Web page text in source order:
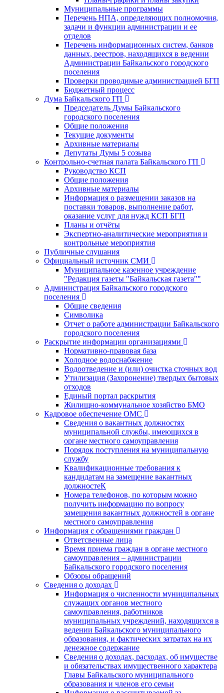
Муниципальные программы
Перечень НПА, определяющих полномочия,
задачи и функции администрации и ее
отделов
Перечень информационных систем, банков
данных, реестров, находящихся в ведении
Администрации Байкальского городского
поселения
Проверки проводимые администрацией БГП
Бюджетный процесс
Дума Байкальского ГП
Председатель Думы Байкальского
городского поселения
Общие положения
Текущие документы
Архивные материалы
Депутаты Думы 5 созыва
Контрольно-счетная палата Байкальского ГП
Руководство КСП
Общие положения
Архивные материалы
Информация о размещении заказов на
поставки товаров, выполнение работ,
оказание услуг для нужд КСП БГП
Планы и отчёты
Экспертно-аналитические мероприятия и
контрольные мероприятия
Публичные слушания
Официальный источник СМИ
Муниципальное казенное учреждение
"Редакция газеты "Байкальская газета""
Администрация Байкальского городского
поселения
Общие сведения
Символика
Отчет о работе администрации Байкальского
городского поселения
Раскрытие информации организациями
Нормативно-правовая база
Холодное водоснабжение
Водоотведение и (или) очистка сточных вод
Утилизация (Захоронение) твердых бытовых
отходов
Единый портал раскрытия
Жилищно-коммунальное хозяйство БМО
Кадровое обеспечение ОМС
Сведения о вакантных должностях
муниципальной службы, имеющихся в
органе местного самоуправления
Порядок поступления на муниципальную
службу
Квалификационные требования к
кандидатам на замещение вакантных
должностеК
Номера телефонов, по которым можно
получить информацию по вопросу
замещения вакантных должностей в органе
местного самоуправления
Информация с обращениями граждан
Ответсвенные лица
Время приема граждан в органе местного
самоуправления – администрации
Байкальского городского поселения
Обзоры обращений
Сведения о доходах
Информация о численности муниципальных
служащих органов местного
самоуправления, работников
муниципальных учреждений, находящихся в
ведении Байкальского муниципального
образования, и фактических затратах на их
денежное содержание
Сведения о доходах, расходах, об имуществе
и обязательствах имущественного характера
Главы Байкальского муниципального
образования и членов его семьи